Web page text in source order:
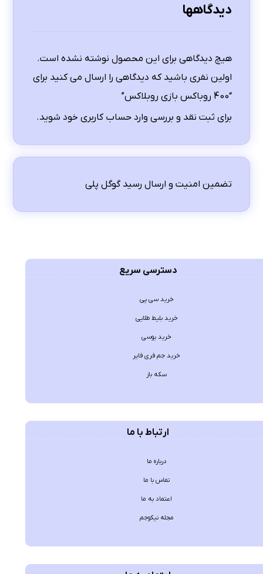
دیدگاهها
هیچ دیدگاهی برای این محصول نوشته نشده است.
اولین نفری باشید که دیدگاهی را ارسال می کنید برای
“400 روباکس بازی روبلاکس”
برای ثبت نقد و بررسی وارد حساب کاربری خود شوید.
تضمین امنیت و ارسال رسید گوگل پلی
دسترسی سریع
خرید سی پی
خرید بلیط طلایی
خرید یوسی
خرید جم فری فایر
سکه باز
ارتباط با ما
درباره ما
تماس با ما
اعتماد به ما
مجله نیکوجم